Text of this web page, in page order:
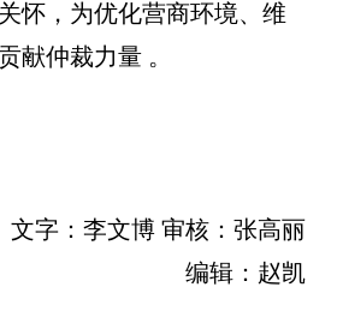
怀，为优化营商环境、维
献仲裁力量 。
文字：李文博 审核：张高丽
编辑：赵凯